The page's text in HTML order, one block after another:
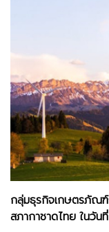
กลุ่มธุรกิจเกษตรภัณ
สภากาชาดไทย ในวั